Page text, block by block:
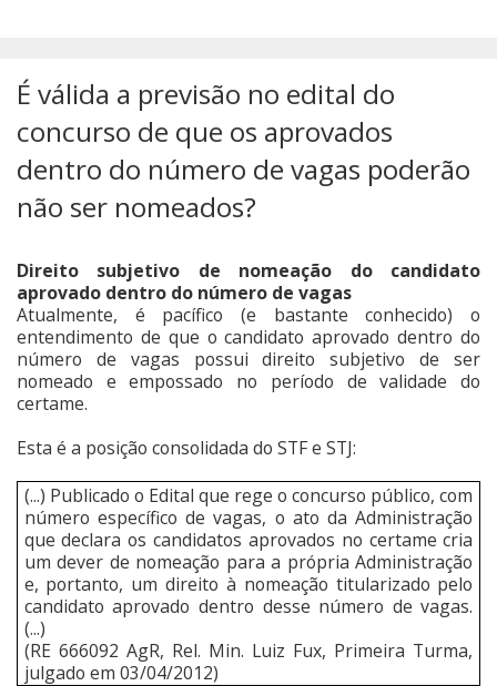
É válida a previsão no edital do
concurso de que os aprovados
dentro do número de vagas poderão
não ser nomeados?
Direito subjetivo de nomeação do candidato
aprovado dentro do número de vagas
Atualmente, é pacífico (e bastante conhecido) o
entendimento de que o candidato aprovado dentro do
número de vagas possui direito subjetivo de ser
nomeado e empossado no período de validade do
certame.
Esta é a posição consolidada do STF e STJ:
(...) Publicado o Edital que rege o concurso público, com
número específico de vagas, o ato da Administração
que declara os candidatos aprovados no certame cria
um dever de nomeação para a própria Administração
e, portanto, um direito à nomeação titularizado pelo
candidato aprovado dentro desse número de vagas.
(...)
(RE 666092 AgR, Rel. Min. Luiz Fux, Primeira Turma,
julgado em 03/04/2012)